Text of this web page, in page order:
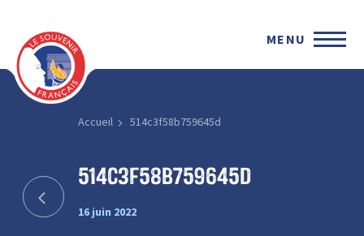
MENU
Accueil 514c3f58b759645d
514c3f58b759645d
16 juin 2022